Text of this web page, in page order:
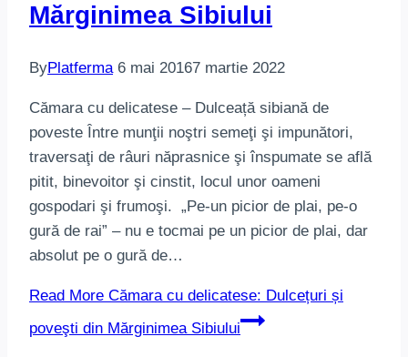
Mărginimea Sibiului
ByPlatferma 6 mai 20167 martie 2022
Cămara cu delicatese – Dulceață sibiană de
poveste Între munţii noştri semeţi şi impunători,
traversaţi de râuri năprasnice şi înspumate se află
pitit, binevoitor şi cinstit, locul unor oameni
gospodari şi frumoşi. „Pe-un picior de plai, pe-o
gură de rai” – nu e tocmai pe un picior de plai, dar
absolut pe o gură de…
Read More Cămara cu delicatese: Dulcețuri și
poveşti din Mărginimea Sibiului